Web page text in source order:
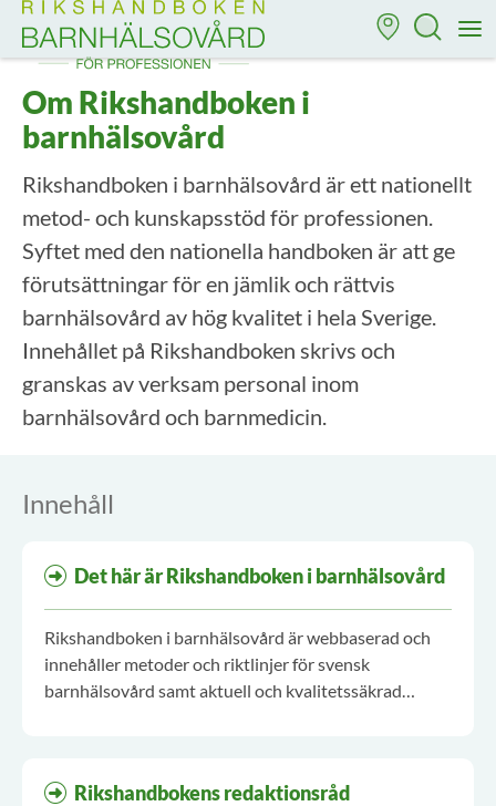
Till startsidan för Rikshandboken i barnhälsovård
Om Rikshandboken i
barnhälsovård
Rikshandboken i barnhälsovård är ett nationellt
metod- och kunskapsstöd för professionen.
Syftet med den nationella handboken är att ge
förutsättningar för en jämlik och rättvis
barnhälsovård av hög kvalitet i hela Sverige.
Innehållet på Rikshandboken skrivs och
granskas av verksam personal inom
barnhälsovård och barnmedicin.
Innehåll
Det här är Rikshandboken i barnhälsovård
Rikshandboken i barnhälsovård är webbaserad och
innehåller metoder och riktlinjer för svensk
barnhälsovård samt aktuell och kvalitetssäkrad
Rikshandbokens redaktionsråd